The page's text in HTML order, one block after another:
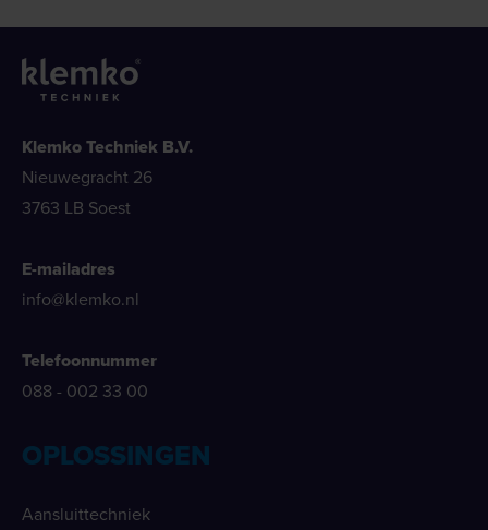
Klemko Techniek B.V.
Nieuwegracht 26
3763 LB Soest
E-mailadres
info@klemko.nl
Telefoonnummer
088 - 002 33 00
OPLOSSINGEN
Aansluittechniek